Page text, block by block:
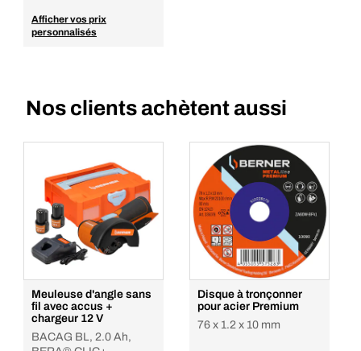
Afficher vos prix
personnalisés
Nos clients achètent aussi
Meuleuse d'angle sans
fil avec accus +
chargeur 12 V
BACAG BL, 2.0 Ah,
Disque à tronçonner
pour acier Premium
76 x 1.2 x 10 mm